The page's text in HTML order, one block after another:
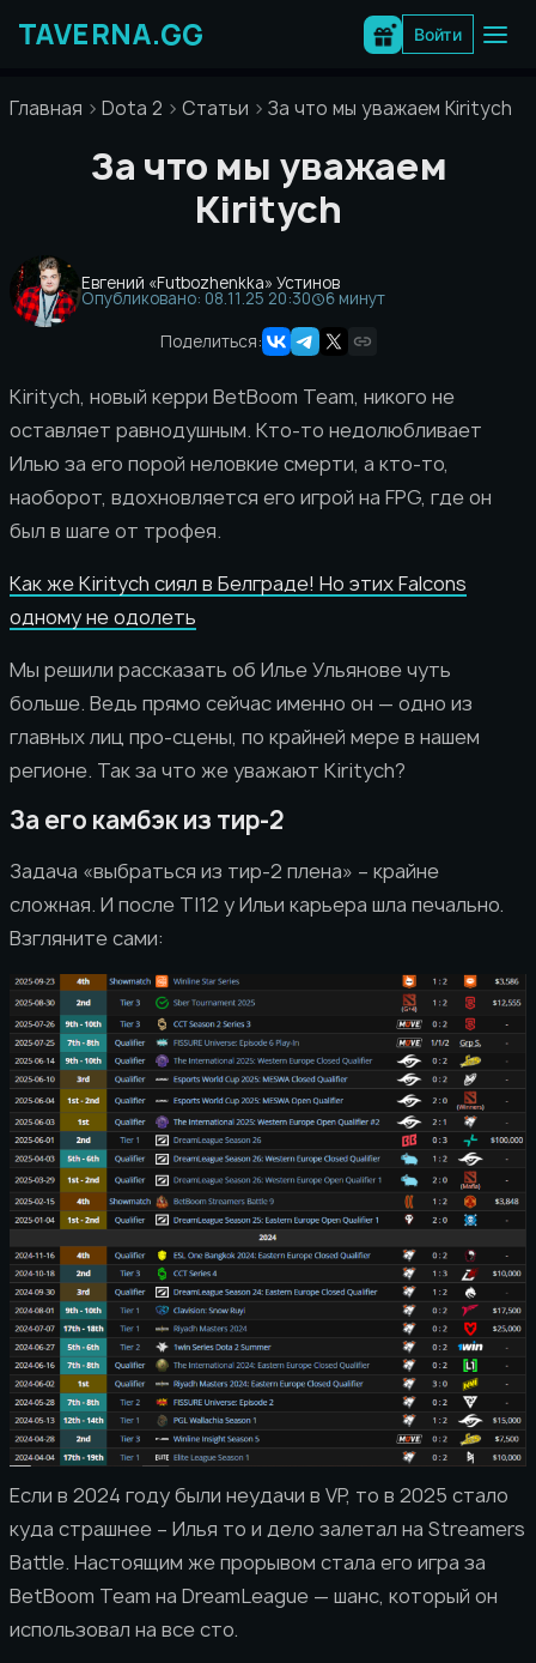
содержимому
Войти
Главная Dota 2 Статьи За что мы уважаем Kiritych
За что мы уважаем
Kiritych
Евгений «Futbozhenkka» Устинов
Опубликовано: 08.11.25 20:30
6 минут
Поделиться:
Kiritych, новый керри BetBoom Team, никого не
оставляет равнодушным. Кто-то недолюбливает
Илью за его порой неловкие смерти, а кто-то,
наоборот, вдохновляется его игрой на FPG, где он
был в шаге от трофея.
Как же Kiritych сиял в Белграде! Но этих Falcons
одному не одолеть
Мы решили рассказать об Илье Ульянове чуть
больше. Ведь прямо сейчас именно он — одно из
главных лиц про-сцены, по крайней мере в нашем
регионе. Так за что же уважают Kiritych?
За его камбэк из тир-2
Задача «выбраться из тир-2 плена» – крайне
сложная. И после TI12 у Ильи карьера шла печально.
Взгляните сами:
Если в 2024 году были неудачи в VP, то в 2025 стало
куда страшнее – Илья то и дело залетал на Streamers
Battle. Настоящим же прорывом стала его игра за
BetBoom Team на DreamLeague — шанс, который он
использовал на все сто.